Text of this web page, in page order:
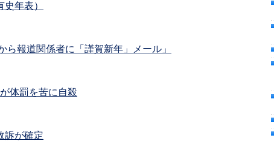
年表）
ら報道関係者に「謹賀新年」メール」
体罰を苦に自殺
訴が確定